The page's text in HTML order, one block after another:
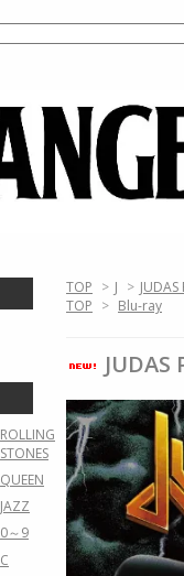
TOP > J > JUDAS
TOP > Blu-ray
JUDAS
ROLLING
STONES
QUEEN
JAZZ
0～9
C